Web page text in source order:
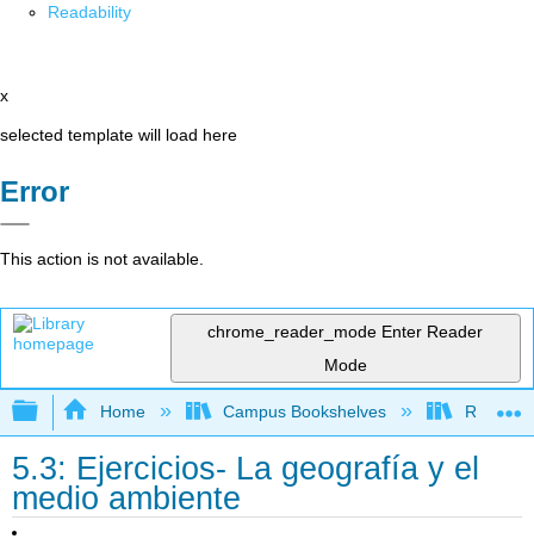
Readability
x
selected template will load here
Error
This action is not available.
chrome_reader_mode Enter Reader
Mode
Expand/collapse global hierarchy
Home Campus Bookshelves Reedley
5.3: Ejercicios- La geografía y el
medio ambiente